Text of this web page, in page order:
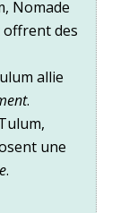
Nomade
offrent des
allie
.
une
.